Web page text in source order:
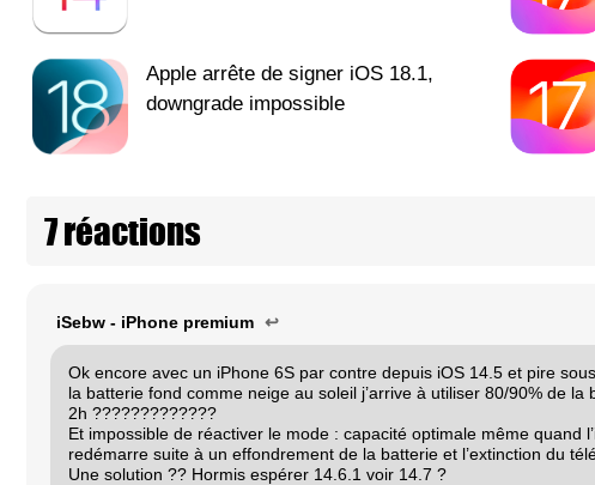
Apple arrête de signer iOS 18.1,
downgrade impossible
7 réactions
iSebw - iPhone premium ↩
Ok encore avec un iPhone 6S par contre depuis iOS 14.5 et pire
la batterie fond comme neige au soleil j’arrive à utiliser 80/90% de la
2h ?????????????
Et impossible de réactiver le mode : capacité optimale même quand
redémarre suite à un effondrement de la batterie et l’extinction du
Une solution ?? Hormis espérer 14.6.1 voir 14.7 ?